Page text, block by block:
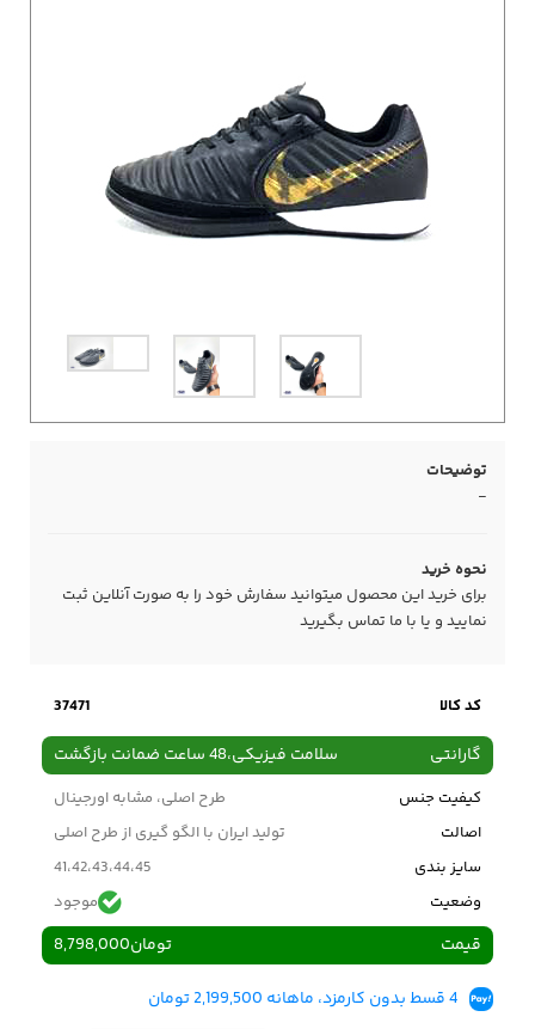
توضیحات
-
نحوه خرید
برای خرید این محصول میتوانید سفارش خود را به صورت آنلاین ثبت
نمایید و یا با ما تماس بگیرید
کد کالا 37471
گارانتی سلامت فیزیکی،48 ساعت ضمانت بازگشت
کیفیت جنس
طرح اصلی، مشابه اورجینال
اصالت
تولید ایران با الگو گیری از طرح اصلی
سایز بندی
41،42،43،44،45
وضعیت
موجود
قیمت 8,798,000تومان
4 قسط بدون کارمزد، ماهانه 2,199,500 تومان